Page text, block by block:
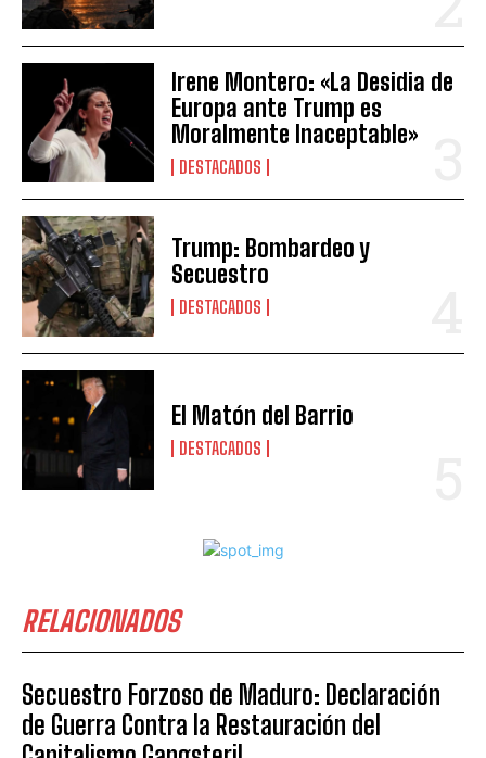
Irene Montero: «La Desidia de
Europa ante Trump es
Moralmente Inaceptable»
DESTACADOS
Trump: Bombardeo y
Secuestro
DESTACADOS
El Matón del Barrio
DESTACADOS
RELACIONADOS
Secuestro Forzoso de Maduro: Declaración
de Guerra Contra la Restauración del